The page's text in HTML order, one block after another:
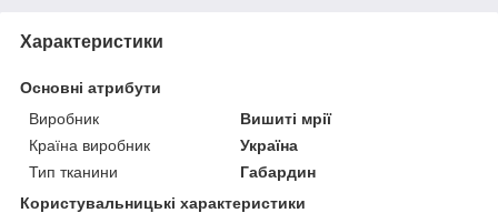
Характеристики
Основні атрибути
Виробник
Вишиті мрії
Країна виробник
Україна
Тип тканини
Габардин
Користувальницькі характеристики